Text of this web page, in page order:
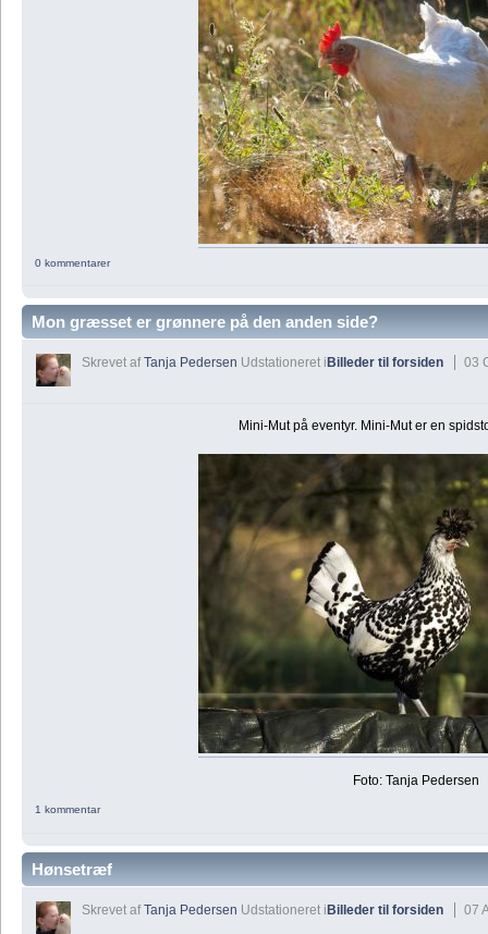
0 kommentarer
Mon græsset er grønnere på den anden side?
Skrevet afTanja Pedersen Udstationeret i Billeder til forsiden 03
Mini-Mut på eventyr. Mini-Mut er en
Foto: Tanja Pedersen
1 kommentar
Hønsetræf
Skrevet afTanja Pedersen Udstationeret i Billeder til forsiden 07